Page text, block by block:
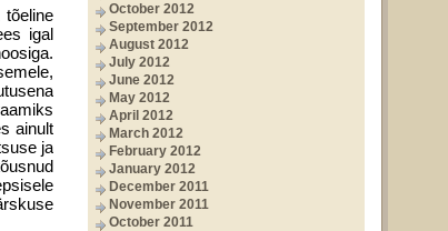
October 2012
September 2012
August 2012
July 2012
June 2012
May 2012
April 2012
March 2012
February 2012
January 2012
December 2011
November 2011
October 2011
igal
ainult
ja